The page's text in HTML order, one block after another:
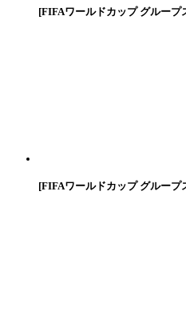
[FIFAワールドカップ グループ
[FIFAワールドカップ グループ